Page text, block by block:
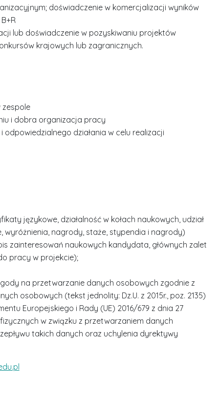
doświadczenie w komercjalizacji wyników
lub doświadczenie w pozyskiwaniu projektów
krajowych lub zagranicznych.
zespole
i dobra organizacja pracy
działania w celu realizacji
językowe, działalność w kołach naukowych, udział
wyróżnienia, nagrody, staże, stypendia i nagrody)
zainteresowań naukowych kandydata, głównych zalet
pracy w projekcie);
na przetwarzanie danych osobowych zgodnie z
osobowych (tekst jednolity: Dz.U. z 2015r., poz. 2135)
Europejskiego i Rady (UE) 2016/679 z dnia 27
w związku z przetwarzaniem danych
takich danych oraz uchylenia dyrektywy